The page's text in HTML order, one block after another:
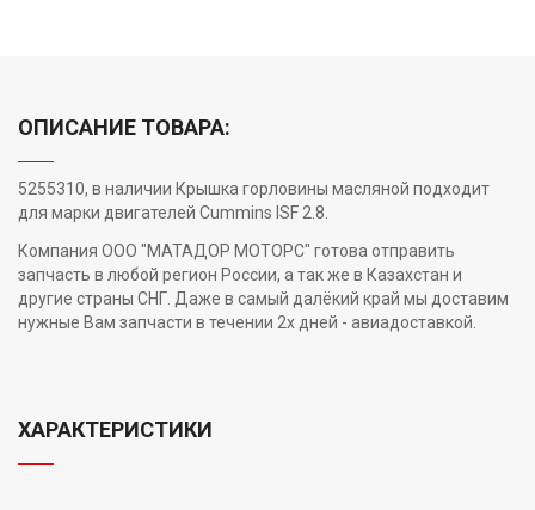
ОПИСАНИЕ ТОВАРА:
5255310, в наличии Крышка горловины масляной подходит
для марки двигателей Cummins ISF 2.8.
Компания ООО "МАТАДОР МОТОРС" готова отправить
запчасть в любой регион России, а так же в Казахстан и
другие страны СНГ. Даже в самый далёкий край мы доставим
нужные Вам запчасти в течении 2х дней - авиадоставкой.
ХАРАКТЕРИСТИКИ